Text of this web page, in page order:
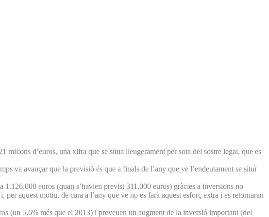
d’euros, una xifra que se situa lleugerament per sota del sostre legal, que es
va avançar que la previsió és que a finals de l’any que ve l’endeutament se situï
euros (quan s’havien previst 311.000 euros) gràcies a inversions no
aquest motiu, de cara a l’any que ve no es farà aquest esforç extra i es retornaran
(un 5,6% més que el 2013) i preveuen un augment de la inversió important (del